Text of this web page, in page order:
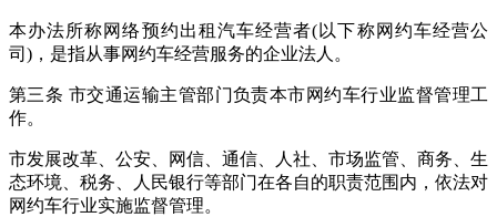
本办法所称网络预约出租汽车经营者(以下称网约车经营公
司)，是指从事网约车经营服务的企业法人。
第三条 市交通运输主管部门负责本市网约车行业监督管理工
作。
市发展改革、公安、网信、通信、人社、市场监管、商务、生
态环境、税务、人民银行等部门在各自的职责范围内，依法对
网约车行业实施监督管理。